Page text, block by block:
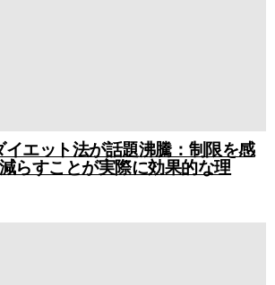
イエット法が話題沸騰：制限を感
らすことが実際に効果的な理